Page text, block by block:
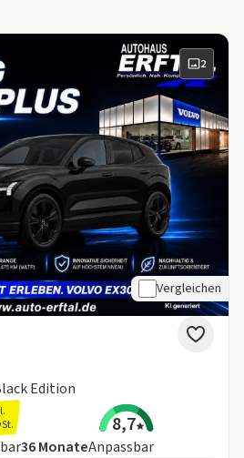
2
Vergleichen
Edition
8,7
Laufzeit
36MonateAnpassbar